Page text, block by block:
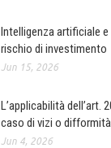
Intelligenza artificiale e
rischio di investimento
Jun 15, 2026
L’applicabilità dell’art.
caso di vizi o difformità
Jun 4, 2026